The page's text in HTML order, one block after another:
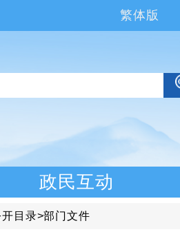
繁体版
政民互动
目录>部门文件